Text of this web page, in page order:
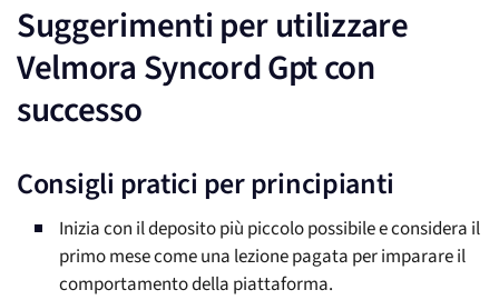
Suggerimenti per utilizzare
Velmora Syncord Gpt con
successo
Consigli pratici per principianti
Inizia con il deposito più piccolo possibile e considera il
primo mese come una lezione pagata per imparare il
comportamento della piattaforma.